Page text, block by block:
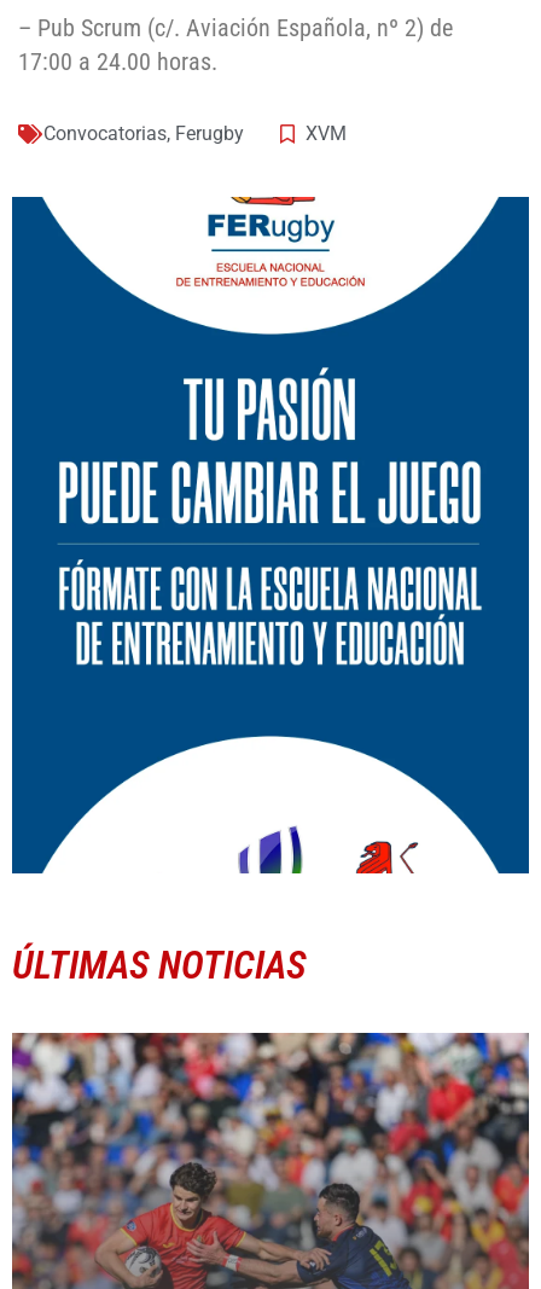
– Pub Scrum (c/. Aviación Española, nº 2) de
17:00 a 24.00 horas.
Convocatorias, Ferugby XVM
ÚLTIMAS NOTICIAS